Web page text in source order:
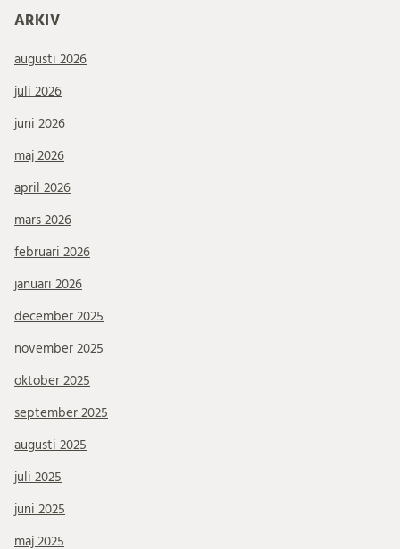
ARKIV
augusti 2026
juli 2026
juni 2026
maj 2026
april 2026
mars 2026
februari 2026
januari 2026
december 2025
november 2025
oktober 2025
september 2025
augusti 2025
juli 2025
juni 2025
maj 2025